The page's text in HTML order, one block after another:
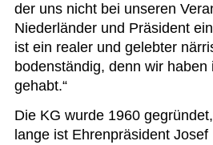
der uns nicht bei unseren
Niederländer und Präsident
ist ein realer und gelebter
bodenständig, denn wir
gehabt.“
Die KG wurde 1960
lange ist Ehrenpräsident